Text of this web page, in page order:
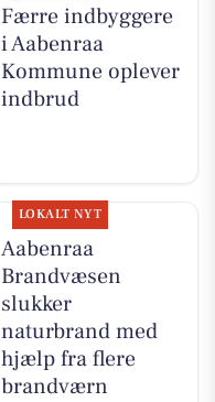
Færre indbyggere
i Aabenraa
Kommune oplever
indbrud
LOKALT NYT
Aabenraa
Brandvæsen
slukker
naturbrand med
hjælp fra flere
brandværn